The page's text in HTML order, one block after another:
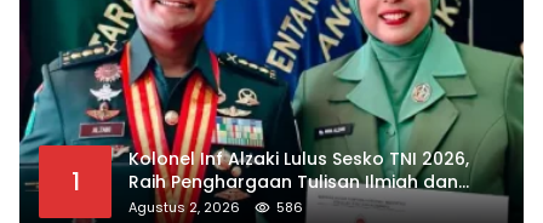
1
Kolonel Inf Alzaki Lulus Sesko TNI 2026,
Raih Penghargaan Tulisan Ilmiah dan
Jasmani Terbaik
Agustus 2, 2026 586